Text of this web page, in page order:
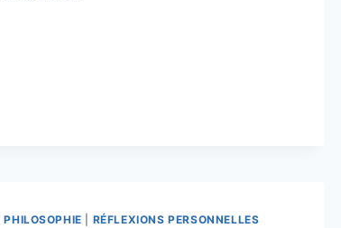
PHILOSOPHIE RÉFLEXIONS PERSONNELLES